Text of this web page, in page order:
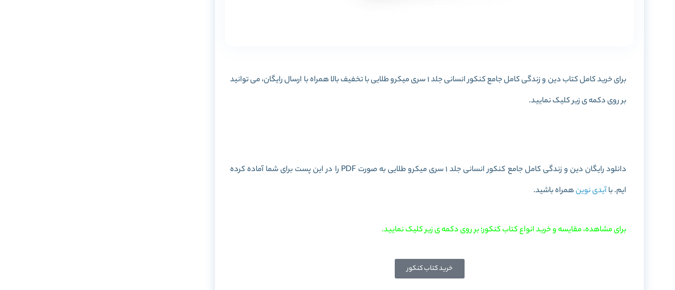
برای خرید کامل کتاب دین و زندگی کامل جامع کنکور انسانی جلد 1 سری میکرو طلایی با تخفیف بالا همراه با ارسال رایگان، می توانید
بر روی دکمه ی زیر کلیک نمایید.
دانلود رایگان دین و زندگی کامل جامع کنکور انسانی جلد 1 سری میکرو طلایی به صورت PDF را در این پست برای شما آماده کرده
ایم. باآیدی نوینهمراه باشید.
برای مشاهده، مقایسه و خرید انواع کتاب کنکور؛ بر روی دکمه ی زیر کلیک نمایید.
خرید کتاب کنکور